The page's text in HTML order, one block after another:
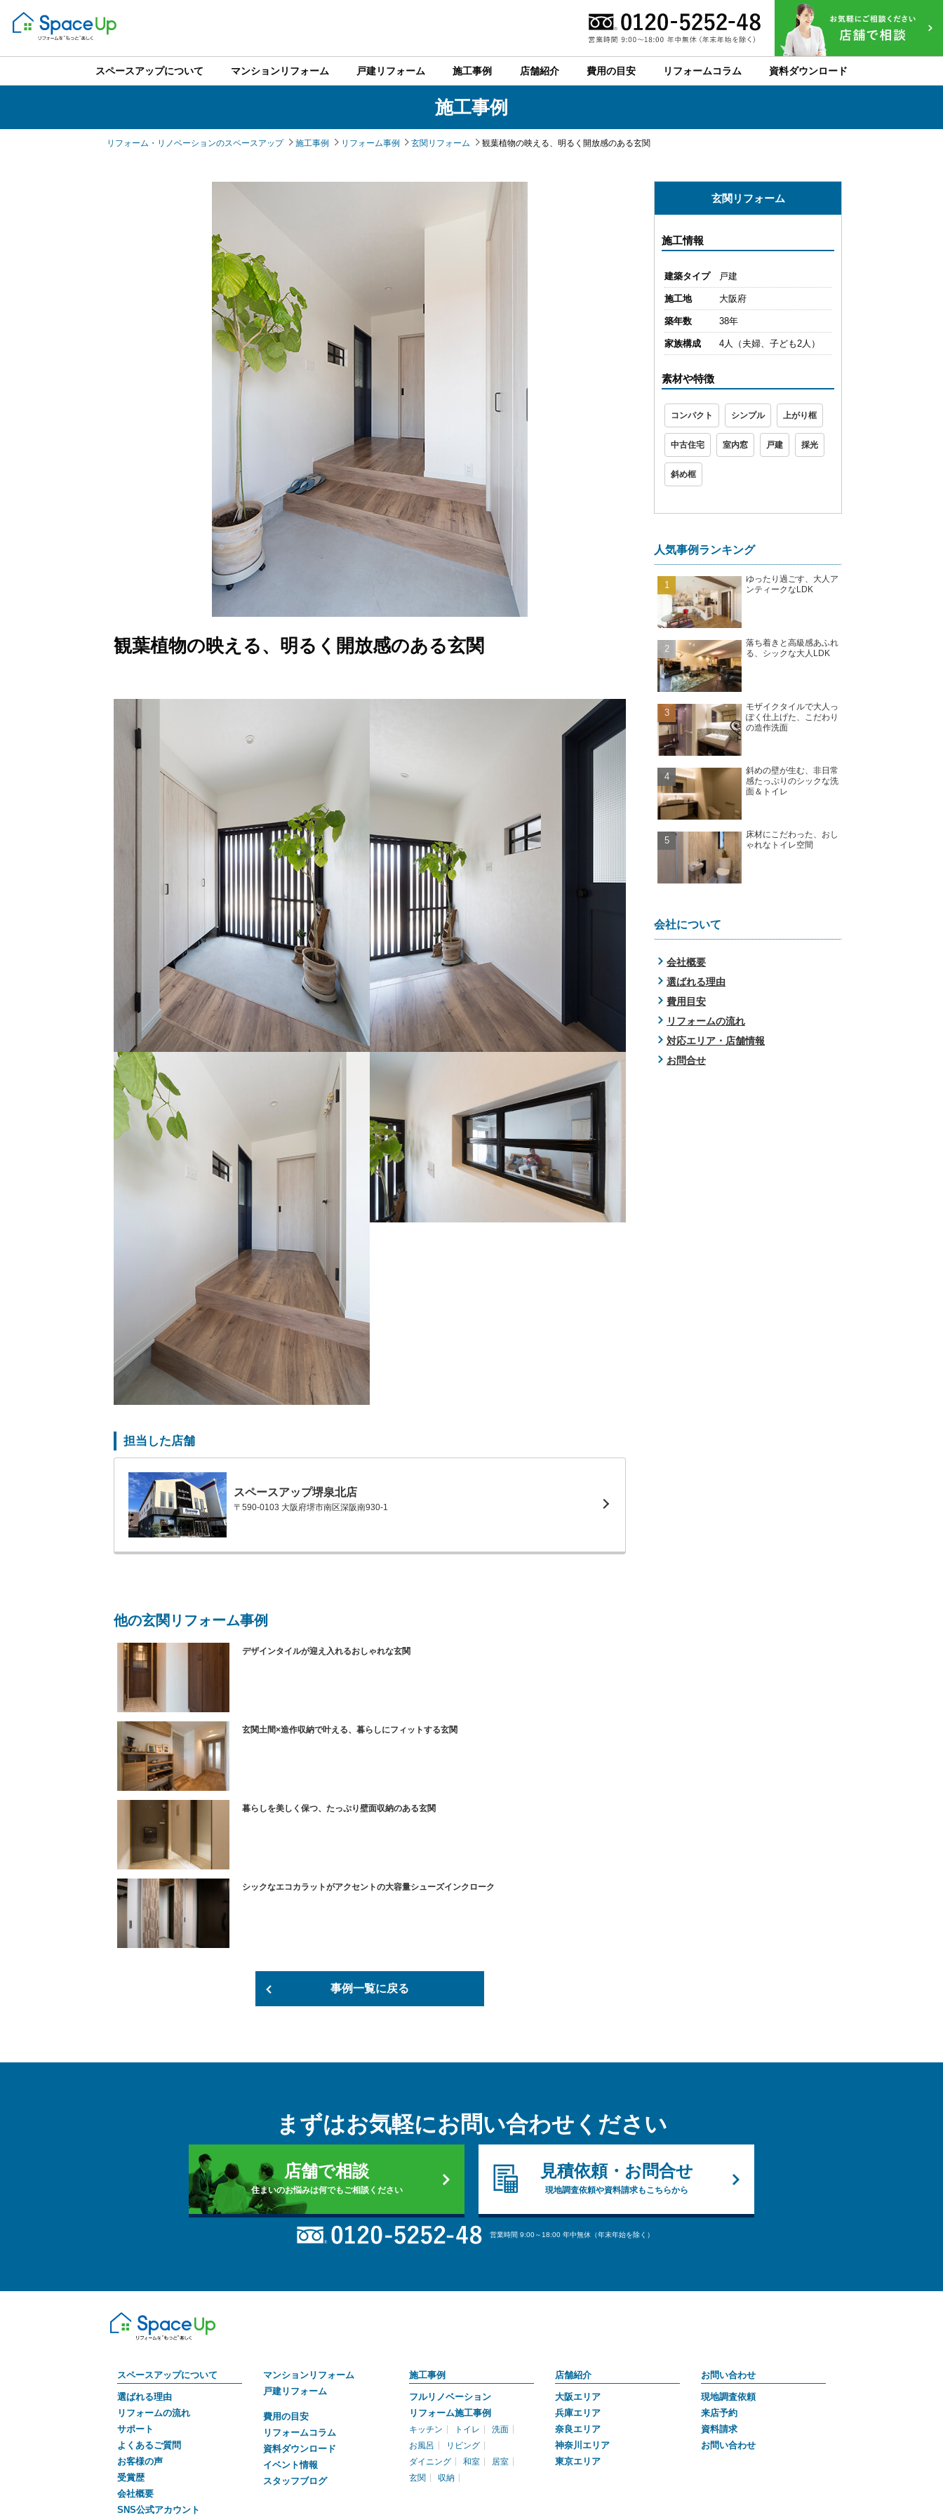
スペースアップについて マンションリフォーム 戸建リフォーム 施工事例 店舗紹介 費用の目安 リフォームコラム 資料ダウンロード
施工事例
リフォーム・リノベーションのスペースアップ 施工事例 リフォーム事例 玄関リフォーム 観葉植物の映える、明るく開放感のある玄関
観葉植物の映える、明るく開放感のある玄関
担当した店舗
スペースアップ堺泉北店
〒590-0103 大阪府堺市南区深阪南930-1
他の玄関リフォーム事例
デザインタイルが迎え入れるおしゃれな玄関
玄関土間×造作収納で叶える、暮らしにフィットする玄関
暮らしを美しく保つ、たっぷり壁面収納のある玄関
シックなエコカラットがアクセントの大容量シューズインクローク
事例一覧に戻る
玄関リフォーム
施工情報
建築タイプ 戸建
施工地 大阪府
築年数 38年
家族構成 4人（夫婦、子ども2人）
素材や特徴
コンパクト シンプル 上がり框
中古住宅 室内窓 戸建 採光
斜め框
人気事例ランキング
ゆったり過ごす、大人ア
ンティークなLDK
落ち着きと高級感あふれ
る、シックな大人LDK
モザイクタイルで大人っ
ぽく仕上げた、こだわり
の造作洗面
斜めの壁が生む、非日常
感たっぷりのシックな洗
面＆トイレ
床材にこだわった、おし
ゃれなトイレ空間
会社について
会社概要
選ばれる理由
費用目安
リフォームの流れ
対応エリア・店舗情報
お問合せ
まずはお気軽にお問い合わせください
店舗で相談
住まいのお悩みは何でもご相談ください
見積依頼・お問合せ
現地調査依頼や資料請求もこちらから
営業時間 9:00～18:00 年中無休（年末年始を除く）
スペースアップについて
選ばれる理由
リフォームの流れ
サポート
よくあるご質問
お客様の声
受賞歴
会社概要
SNS公式アカウント
マンションリフォーム
戸建リフォーム
費用の目安
リフォームコラム
資料ダウンロード
イベント情報
スタッフブログ
施工事例
フルリノベーション
リフォーム施工事例
キッチン トイレ
洗面
お風呂
リビング
ダイニング
和室
居室
玄関
収納
店舗紹介
大阪エリア
兵庫エリア
奈良エリア
神奈川エリア
東京エリア
お問い合わせ
現地調査依頼
来店予約
資料請求
お問い合わせ